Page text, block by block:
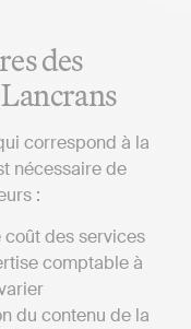
des
correspond à la
nécessaire de
:
coût des services
comptable à
du contenu de la